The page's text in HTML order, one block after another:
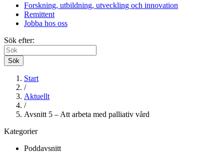
Forskning, utbildning, utveckling och innovation
Remittent
Jobba hos oss
Sök efter:
Sök
Start
/
Aktuellt
/
Avsnitt 5 – Att arbeta med palliativ vård
Kategorier
Poddavsnitt